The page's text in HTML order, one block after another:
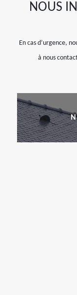
NOUS
En cas d’urgence,
à nous